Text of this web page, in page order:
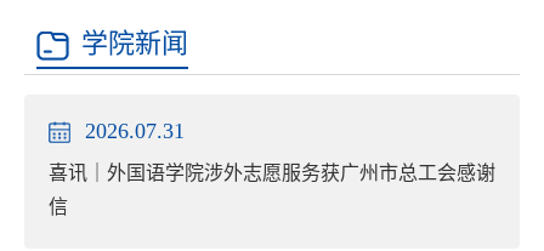
学院新闻
2026.07.31
喜讯｜外国语学院涉外志愿服务获广州市总工会感谢
信